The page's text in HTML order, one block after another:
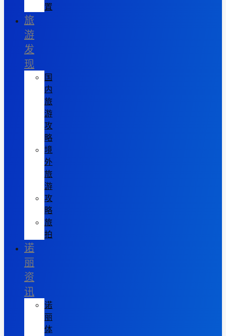
置
旅
游
发
现
国
内
旅
游
攻
略
境
外
旅
游
攻
略
旅
拍
诺
丽
资
讯
诺
丽
体